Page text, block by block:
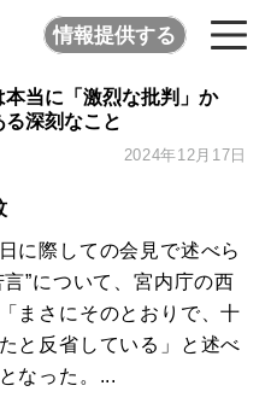
情報提供する
本当に「激烈な批判」か
深刻なこと
2024年12月17日
に際しての会見で述べら
”について、宮内庁の西
まさにそのとおりで、十
と反省している」と述べ
なった。...